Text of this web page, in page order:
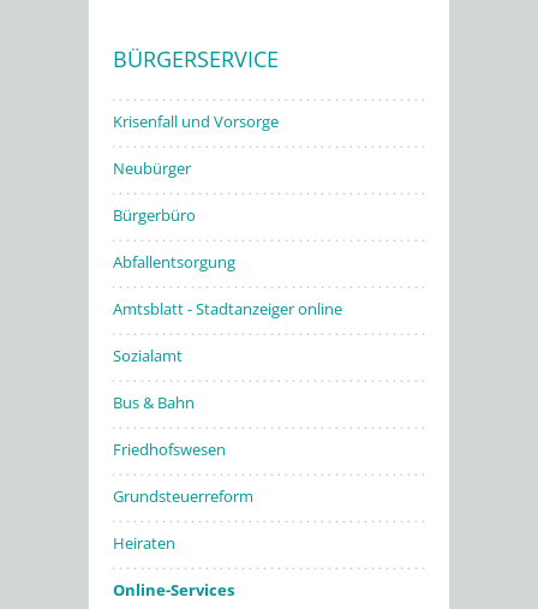
BÜRGERSERVICE
Krisenfall und Vorsorge
Neubürger
Bürgerbüro
Abfallentsorgung
Amtsblatt - Stadtanzeiger online
Sozialamt
Bus & Bahn
Friedhofswesen
Grundsteuerreform
Heiraten
Online-Services